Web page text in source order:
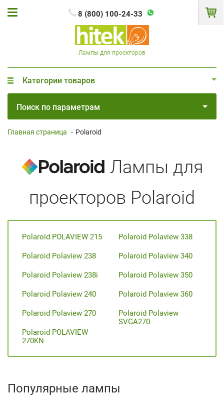
8 (800) 100-24-33
Лампы для проекторов
Категории товаров
Поиск по параметрам
Главная страница - Polaroid
Лампы для
проекторов Polaroid
Polaroid POLAVIEW 215
Polaroid Polaview 238
Polaroid Polaview 238i
Polaroid Polaview 240
Polaroid Polaview 270
Polaroid POLAVIEW
270KN
Polaroid Polaview 338
Polaroid Polaview 340
Polaroid Polaview 350
Polaroid Polaview 360
Polaroid Polaview
SVGA270
Популярные лампы